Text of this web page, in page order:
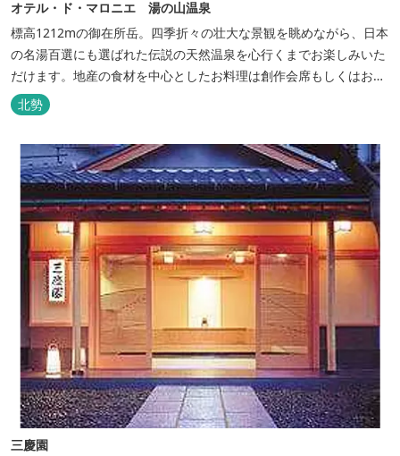
オテル・ド・マロニエ 湯の山温泉
標高1212mの御在所岳。四季折々の壮大な景観を眺めながら、日本
の名湯百選にも選ばれた伝説の天然温泉を心行くまでお楽しみいた
だけます。地産の食材を中心としたお料理は創作会席もしくはお箸
でもお楽しみいただける本格フレンチをお選びいただけ、会席・フ
レンチコースとも同じテーブルにてご賞味いただけます。また館内
やお食事は浴衣姿でお楽しみいただけます。ゆったり、気軽に安心
していただける会員制リゾートホ...
北勢
三慶園